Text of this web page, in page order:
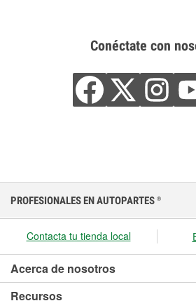
Conéctate con
PROFESIONALES EN AUTOPARTES ®
Contacta tu tienda local
Acerca de nosotros
Recursos